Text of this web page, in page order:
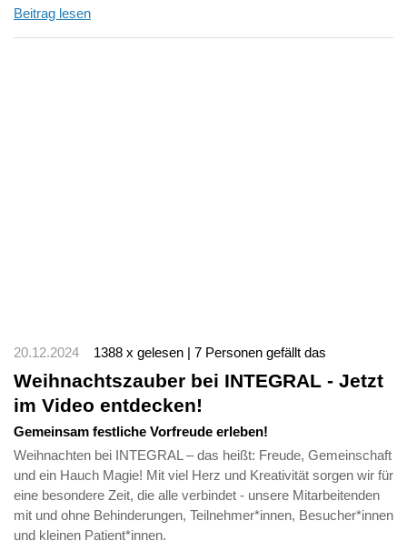
Beitrag lesen
20.12.2024 1388 x gelesen | 7 Personen gefällt das
Weihnachtszauber bei INTEGRAL - Jetzt
im Video entdecken!
Gemeinsam festliche Vorfreude erleben!
Weihnachten bei INTEGRAL – das heißt: Freude, Gemeinschaft
und ein Hauch Magie! Mit viel Herz und Kreativität sorgen wir für
eine besondere Zeit, die alle verbindet - unsere Mitarbeitenden
mit und ohne Behinderungen, Teilnehmer*innen, Besucher*innen
und kleinen Patient*innen.